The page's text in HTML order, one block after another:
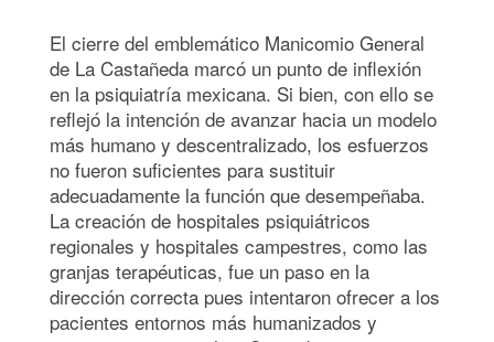
El cierre del emblemático Manicomio General
de La Castañeda marcó un punto de inflexión
en la psiquiatría mexicana. Si bien, con ello se
reflejó la intención de avanzar hacia un modelo
más humano y descentralizado, los esfuerzos
no fueron suficientes para sustituir
adecuadamente la función que desempeñaba.
La creación de hospitales psiquiátricos
regionales y hospitales campestres, como las
granjas terapéuticas, fue un paso en la
dirección correcta pues intentaron ofrecer a los
pacientes entornos más humanizados y